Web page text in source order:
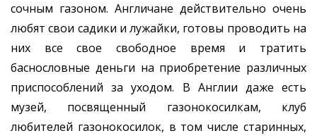
сочным газоном. Англичане действительно очень
любят свои садики и лужайки, готовы проводить на
них все свое свободное время и тратить
баснословные деньги на приобретение различных
приспособлений за уходом. В Англии даже есть
музей, посвященный газонокосилкам, клуб
любителей газонокосилок, в том числе старинных,